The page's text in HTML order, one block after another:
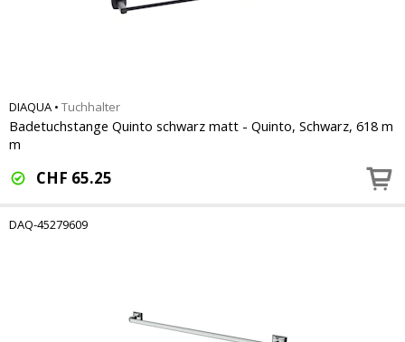
DIAQUA • Tuchhalter
Badetuchstange Quinto schwarz matt - Quinto, Schwarz, 618 m
m
CHF 65.25
DAQ-45279609